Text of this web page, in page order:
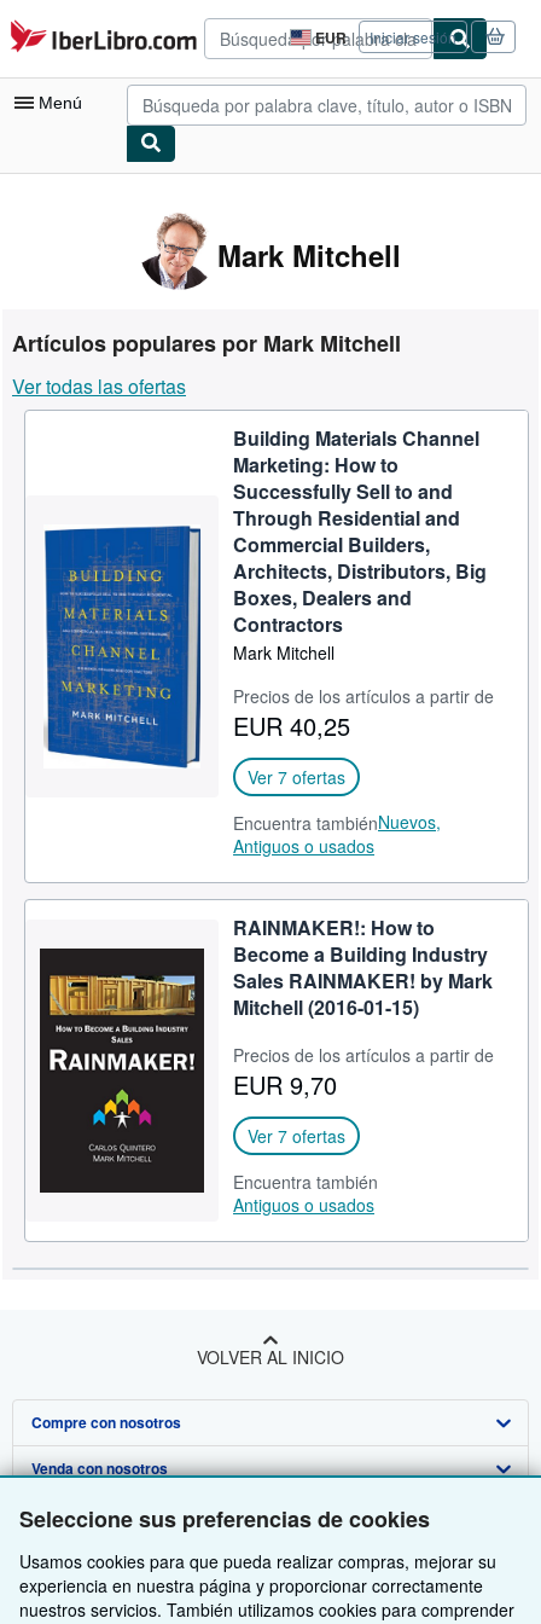
Seleccione sus preferencias de cookies
Usamos cookies para que pueda realizar compras, mejorar su
experiencia en nuestra página y proporcionar correctamente
nuestros servicios. También utilizamos cookies para comprender
Pasar al contenido principal
IberLibro.com EUR
Preferencias
de
compra
del
Iniciar sesión
Menú
Consultar mis pedidos
Búsqueda avanzada
Libros antiguos
Arte y coleccionismo
Ayuda
CERRAR
Mark Mitchell
Artículos populares por Mark Mitchell
Ver todas las ofertas
Building Materials Channel
Marketing: How to
Successfully Sell to and
Through Residential and
Commercial Builders,
Architects, Distributors, Big
Boxes, Dealers and
Contractors
Mark Mitchell
Precios de los artículos a partir de
EUR 40,25
Ver 7 ofertas
Encuentra tambiénNuevos,
Antiguos o usados
RAINMAKER!: How to
Become a Building Industry
Sales RAINMAKER! by Mark
Mitchell (2016-01-15)
Precios de los artículos a partir de
EUR 9,70
Ver 7 ofertas
Encuentra también
Antiguos o usados
VOLVER AL INICIO
Compre con nosotros
Búsqueda avanzada
Colecciones
Mi cuenta
Mis pedidos
Venda con nosotros
Comenzar a vender
Únase a nuestro programa de afiliados
Recomiende un vendedor
Sobre nosotros
Sobre IberLibro
Medios
Obtener Ayuda
Preguntas frecuentes y guías
Otras compañías de AbeBooks